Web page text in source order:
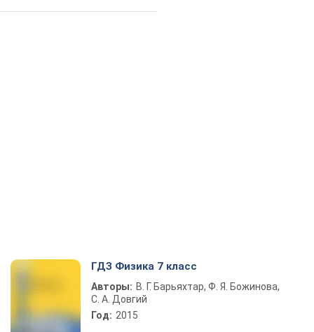
ГДЗ Физика 7 класс
Авторы: В. Г. Барьяхтар, Ф. Я. Божинова,
С. А. Довгий
Год: 2015